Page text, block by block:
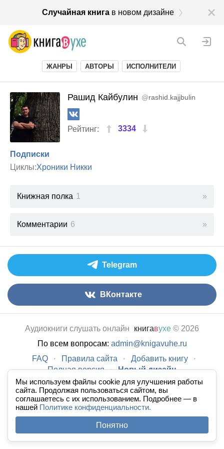
Мы используем файлы cookie для улучшения работы
сайта. Продолжая пользоваться сайтом, вы
соглашаетесь с их использованием. Подробнее — в
нашей Политике конфиденциальности.
Понятно
Случайная книгав новом дизайне
ЖАНРЫ АВТОРЫ ИСПОЛНИТЕЛИ
Рашид Кайбулин @rashid.kajjbulin
Рейтинг: 3334
Подписки
Циклы:Хроники Никки
Книжная полка 1
Комментарии 6
Telegram
ВКонтакте
Аудиокниги слушать онлайн книгавухе © 2026
По всем вопросам: admin@knigavuhe.ru
FAQ
· Правила сайта · Добавить книгу
·
Полная версия
· Новый дизайн